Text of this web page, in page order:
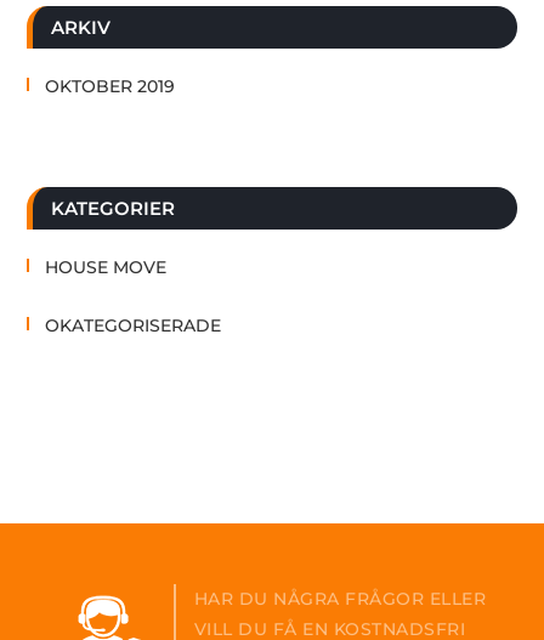
ARKIV
OKTOBER 2019
KATEGORIER
HOUSE MOVE
OKATEGORISERADE
HAR DU NÅGRA FRÅGOR ELLER
VILL DU FÅ EN KOSTNADSFRI